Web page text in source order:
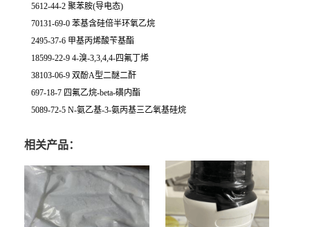
5612-44-2 聚苯胺(导电态)
70131-69-0 苯基含硅倍半环氧乙烷
2495-37-6 甲基丙烯酸苄基酯
18599-22-9 4-溴-3,3,4,4-四氟丁烯
38103-06-9 双酚A型二醚二酐
697-18-7 四氟乙烷-beta-磺内酯
5089-72-5 N-氨乙基-3-氨丙基三乙氧基硅烷
相关产品：